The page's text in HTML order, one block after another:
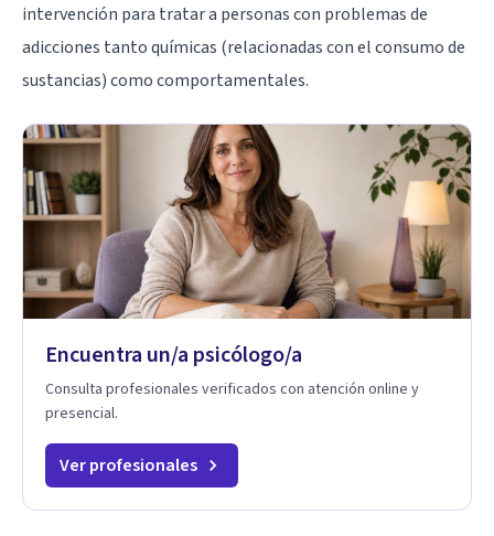
intervención para tratar a personas con problemas de
adicciones tanto químicas (relacionadas con el consumo de
sustancias) como comportamentales.
Encuentra un/a psicólogo/a
Consulta profesionales verificados con atención online y
presencial.
Ver profesionales